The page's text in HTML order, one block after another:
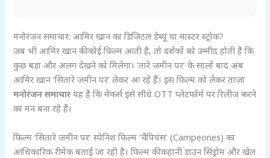
मनोरंजन समाचार: आमिर खान का डिजिटल डेब्यू या मास्टर स्ट्रोक?
जब भी आमिर खान की कोई फिल्म आती है, तो दर्शकों को उम्मीद होती है कि
कुछ बड़ा और अलग देखने को मिलेगा। ‘तारे जमीन पर’ के सालों बाद अब
आमिर खान ‘सितारे जमीन पर’ लेकर आ रहे हैं। इस फिल्म को लेकर ताज़ा
मनोरंजन समाचार यह है कि मेकर्स इसे सीधे OTT प्लेटफॉर्म पर रिलीज करने
का मन बना रहे हैं।
फिल्म ‘सितारे जमीन पर’ स्पेनिश फिल्म ‘चैंपियंस’ (Campeones) का
आधिकारिक रीमेक बताई जा रही है। फिल्म की कहानी डाउन सिंड्रोम और खेल